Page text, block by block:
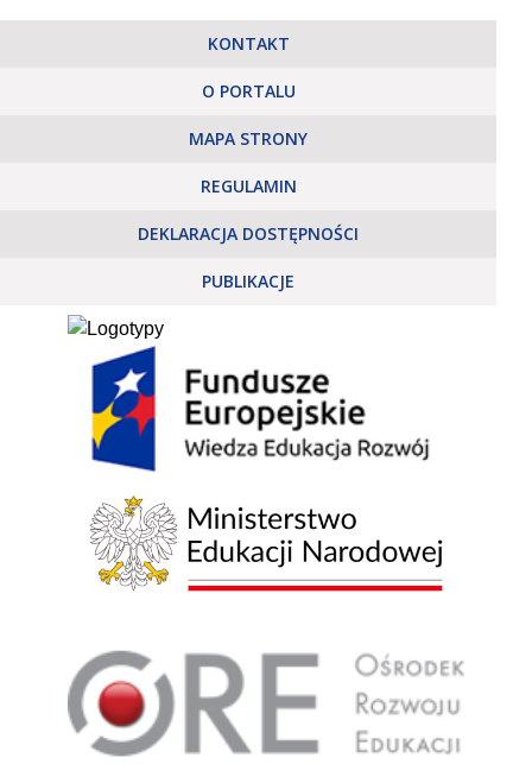
KONTAKT
O PORTALU
MAPA STRONY
REGULAMIN
DEKLARACJA DOSTĘPNOŚCI
PUBLIKACJE